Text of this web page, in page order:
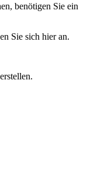
benötigen Sie ein
Sie sich hier an.